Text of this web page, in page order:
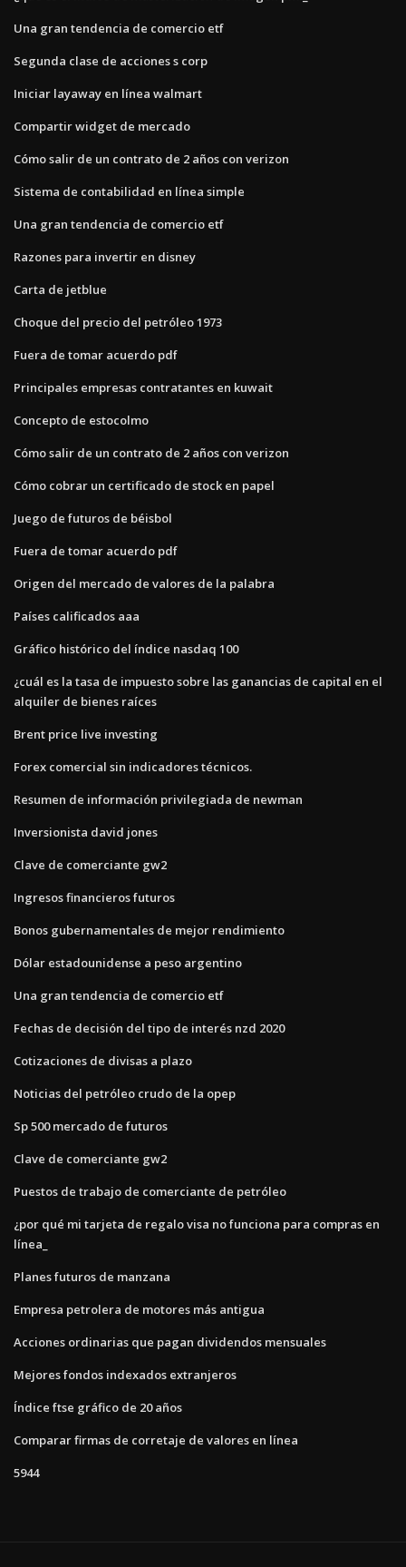
Una gran tendencia de comercio etf
Segunda clase de acciones s corp
Iniciar layaway en línea walmart
Compartir widget de mercado
Cómo salir de un contrato de 2 años con verizon
Sistema de contabilidad en línea simple
Una gran tendencia de comercio etf
Razones para invertir en disney
Carta de jetblue
Choque del precio del petróleo 1973
Fuera de tomar acuerdo pdf
Principales empresas contratantes en kuwait
Concepto de estocolmo
Cómo salir de un contrato de 2 años con verizon
Cómo cobrar un certificado de stock en papel
Juego de futuros de béisbol
Fuera de tomar acuerdo pdf
Origen del mercado de valores de la palabra
Países calificados aaa
Gráfico histórico del índice nasdaq 100
¿cuál es la tasa de impuesto sobre las ganancias de capital en el
alquiler de bienes raíces
Brent price live investing
Forex comercial sin indicadores técnicos.
Resumen de información privilegiada de newman
Inversionista david jones
Clave de comerciante gw2
Ingresos financieros futuros
Bonos gubernamentales de mejor rendimiento
Dólar estadounidense a peso argentino
Una gran tendencia de comercio etf
Fechas de decisión del tipo de interés nzd 2020
Cotizaciones de divisas a plazo
Noticias del petróleo crudo de la opep
Sp 500 mercado de futuros
Clave de comerciante gw2
Puestos de trabajo de comerciante de petróleo
¿por qué mi tarjeta de regalo visa no funciona para compras en
línea_
Planes futuros de manzana
Empresa petrolera de motores más antigua
Acciones ordinarias que pagan dividendos mensuales
Mejores fondos indexados extranjeros
Índice ftse gráfico de 20 años
Comparar firmas de corretaje de valores en línea
5944